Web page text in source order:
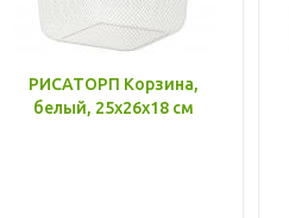
РИСАТОРП Корзина,
белый, 25x26x18 см